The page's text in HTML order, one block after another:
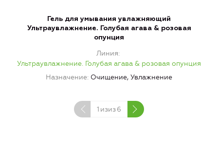
Гель для умывания увлажняющий
Ультраувлажнение. Голубая агава & розовая
опунция
Линия
Ультраувлажнение. Голубая агава & розовая опунция
Назначение Очищение, Увлажнение
1 изиз6